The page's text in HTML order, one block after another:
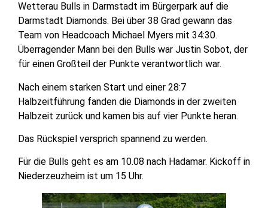
Wetterau Bulls in Darmstadt im Bürgerpark auf die
Darmstadt Diamonds. Bei über 38 Grad gewann das
Team von Headcoach Michael Myers mit 34:30.
Überragender Mann bei den Bulls war Justin Sobot, der
für einen Großteil der Punkte verantwortlich war.
Nach einem starken Start und einer 28:7
Halbzeitführung fanden die Diamonds in der zweiten
Halbzeit zurück und kamen bis auf vier Punkte heran.
Das Rückspiel versprich spannend zu werden.
Für die Bulls geht es am 10.08 nach Hadamar. Kickoff in
Niederzeuzheim ist um 15 Uhr.